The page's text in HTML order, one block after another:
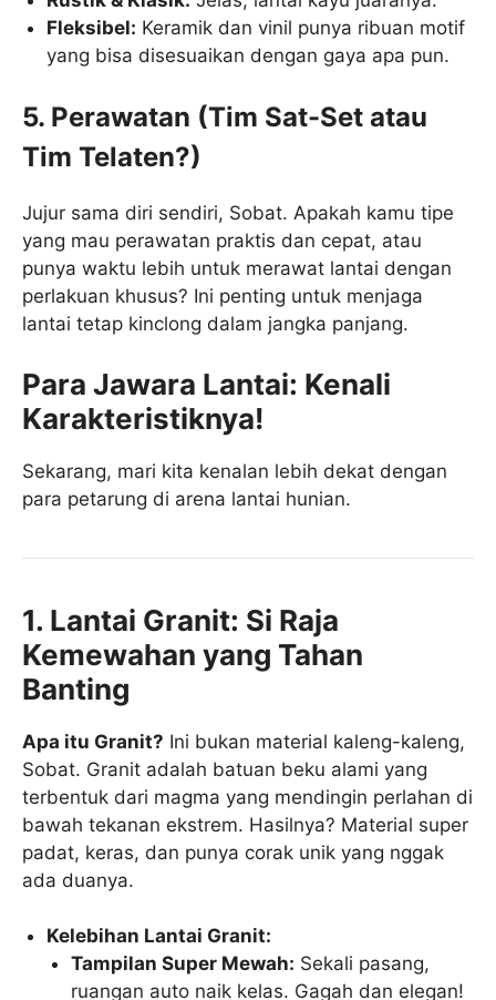
Fleksibel: Keramik dan vinil punya ribuan motif
yang bisa disesuaikan dengan gaya apa pun.
5. Perawatan (Tim Sat-Set atau
Tim Telaten?)
Jujur sama diri sendiri, Sobat. Apakah kamu tipe
yang mau perawatan praktis dan cepat, atau
punya waktu lebih untuk merawat lantai dengan
perlakuan khusus? Ini penting untuk menjaga
lantai tetap kinclong dalam jangka panjang.
Para Jawara Lantai: Kenali
Karakteristiknya!
Sekarang, mari kita kenalan lebih dekat dengan
para petarung di arena lantai hunian.
1. Lantai Granit: Si Raja
Kemewahan yang Tahan
Banting
Apa itu Granit? Ini bukan material kaleng-kaleng,
Sobat. Granit adalah batuan beku alami yang
terbentuk dari magma yang mendingin perlahan di
bawah tekanan ekstrem. Hasilnya? Material super
padat, keras, dan punya corak unik yang nggak
ada duanya.
Kelebihan Lantai Granit:
Tampilan Super Mewah: Sekali pasang,
ruangan auto naik kelas. Gagah dan elegan!